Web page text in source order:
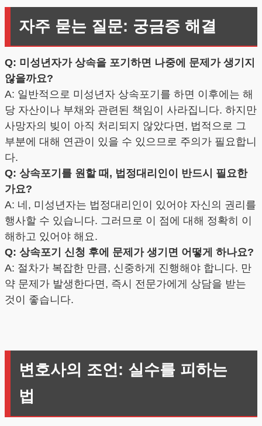
자주 묻는 질문: 궁금증 해결
Q: 미성년자가 상속을 포기하면 나중에 문제가 생기지
않을까요?
A: 일반적으로 미성년자 상속포기를 하면 이후에는 해
당 자산이나 부채와 관련된 책임이 사라집니다. 하지만
사망자의 빚이 아직 처리되지 않았다면, 법적으로 그
부분에 대해 연관이 있을 수 있으므로 주의가 필요합니
다.
Q: 상속포기를 원할 때, 법정대리인이 반드시 필요한
가요?
A: 네, 미성년자는 법정대리인이 있어야 자신의 권리를
행사할 수 있습니다. 그러므로 이 점에 대해 정확히 이
해하고 있어야 해요.
Q: 상속포기 신청 후에 문제가 생기면 어떻게 하나요?
A: 절차가 복잡한 만큼, 신중하게 진행해야 합니다. 만
약 문제가 발생한다면, 즉시 전문가에게 상담을 받는
것이 좋습니다.
변호사의 조언: 실수를 피하는
법